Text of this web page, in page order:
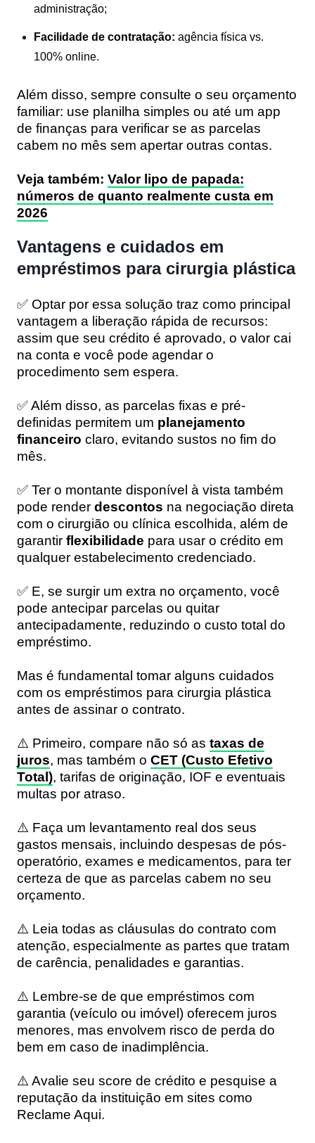
administração;
Facilidade de contratação: agência física vs.
100% online.
Além disso, sempre consulte o seu orçamento
familiar: use planilha simples ou até um app
de finanças para verificar se as parcelas
cabem no mês sem apertar outras contas.
Veja também: Valor lipo de papada:
números de quanto realmente custa em
2026
Vantagens e cuidados em
empréstimos para cirurgia plástica
✅ Optar por essa solução traz como principal
vantagem a liberação rápida de recursos:
assim que seu crédito é aprovado, o valor cai
na conta e você pode agendar o
procedimento sem espera.
✅ Além disso, as parcelas fixas e pré-
definidas permitem um planejamento
financeiro claro, evitando sustos no fim do
mês.
✅ Ter o montante disponível à vista também
pode render descontos na negociação direta
com o cirurgião ou clínica escolhida, além de
garantir flexibilidade para usar o crédito em
qualquer estabelecimento credenciado.
✅ E, se surgir um extra no orçamento, você
pode antecipar parcelas ou quitar
antecipadamente, reduzindo o custo total do
empréstimo.
Mas é fundamental tomar alguns cuidados
com os empréstimos para cirurgia plástica
antes de assinar o contrato.
⚠️ Primeiro, compare não só as taxas de
juros, mas também o CET (Custo Efetivo
Total), tarifas de originação, IOF e eventuais
multas por atraso.
⚠️ Faça um levantamento real dos seus
gastos mensais, incluindo despesas de pós-
operatório, exames e medicamentos, para ter
certeza de que as parcelas cabem no seu
orçamento.
⚠️ Leia todas as cláusulas do contrato com
atenção, especialmente as partes que tratam
de carência, penalidades e garantias.
⚠️ Lembre-se de que empréstimos com
garantia (veículo ou imóvel) oferecem juros
menores, mas envolvem risco de perda do
bem em caso de inadimplência.
⚠️ Avalie seu score de crédito e pesquise a
reputação da instituição em sites como
Reclame Aqui.